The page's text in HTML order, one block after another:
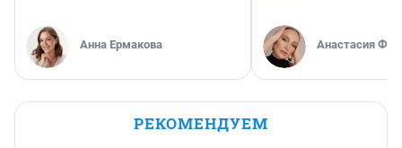
Анна Ермакова Анастасия
РЕКОМЕНДУЕМ